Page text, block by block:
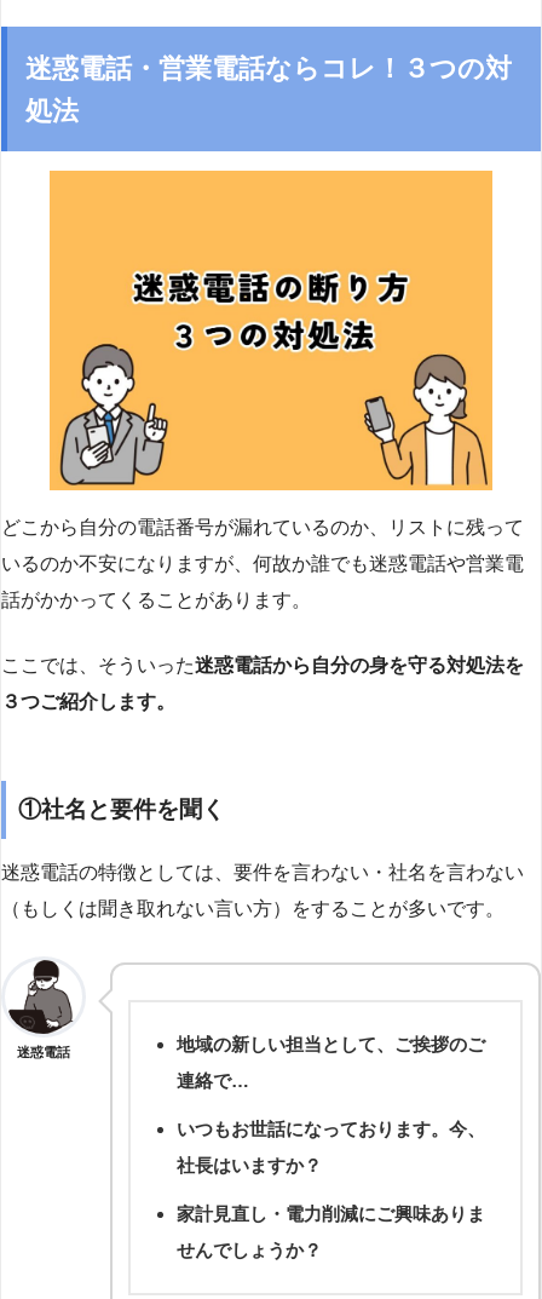
迷惑電話・営業電話ならコレ！３つの対
処法
どこから自分の電話番号が漏れているのか、リストに残って
いるのか不安になりますが、何故か誰でも迷惑電話や営業電
話がかかってくることがあります。
ここでは、そういった迷惑電話から自分の身を守る対処法を
３つご紹介します。
①社名と要件を聞く
迷惑電話の特徴としては、要件を言わない・社名を言わない
（もしくは聞き取れない言い方）をすることが多いです。
迷惑電話
地域の新しい担当として、ご挨拶のご
連絡で…
いつもお世話になっております。今、
社長はいますか？
家計見直し・電力削減にご興味ありま
せんでしょうか？